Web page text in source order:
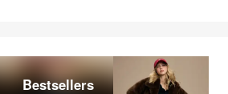
Bestsellers